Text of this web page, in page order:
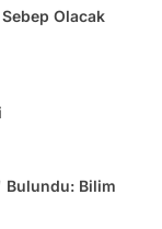
Sebep Olacak
Bulundu: Bilim